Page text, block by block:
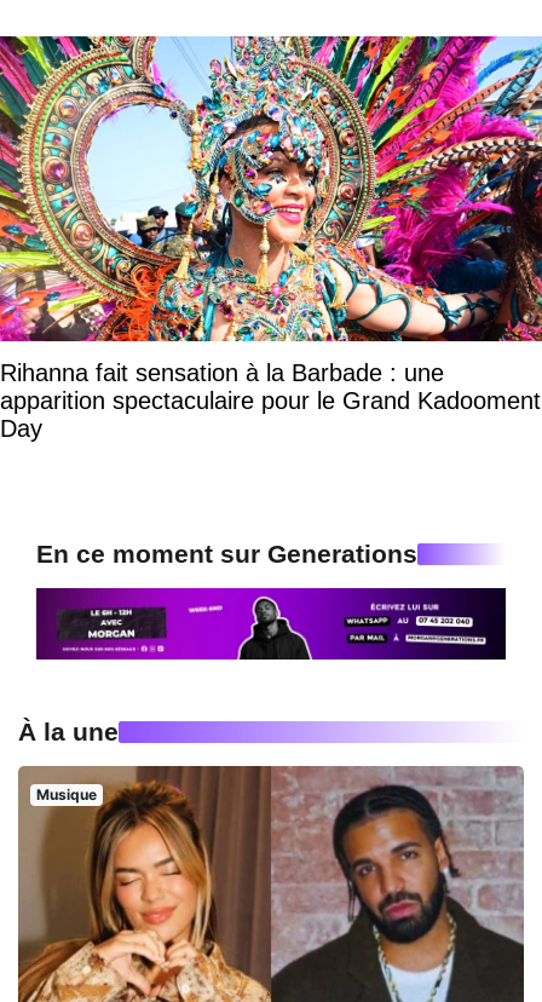
Rihanna fait sensation à la Barbade : une
apparition spectaculaire pour le Grand Kadooment
Day
En ce moment sur Generations
À la une
Musique